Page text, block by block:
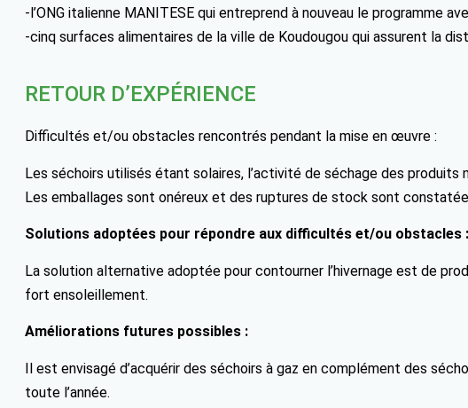
-l’ONG italienne MANITESE qui entreprend à nouveau le programme
-cinq surfaces alimentaires de la ville de Koudougou qui assurent la
RETOUR D’EXPÉRIENCE
Difficultés et/ou obstacles rencontrés pendant la mise en œuvre :
Les séchoirs utilisés étant solaires, l’activité de séchage des produits
Les emballages sont onéreux et des ruptures de stock sont
Solutions adoptées pour répondre aux difficultés et/ou obstacles :
La solution alternative adoptée pour contourner l’hivernage est de
fort ensoleillement.
Améliorations futures possibles :
Il est envisagé d’acquérir des séchoirs à gaz en complément des
toute l’année.